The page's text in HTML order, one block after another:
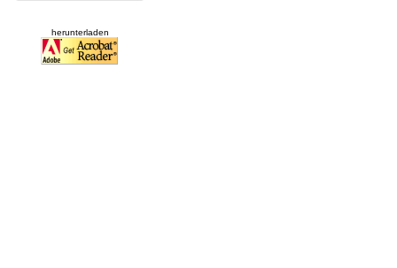
herunterladen